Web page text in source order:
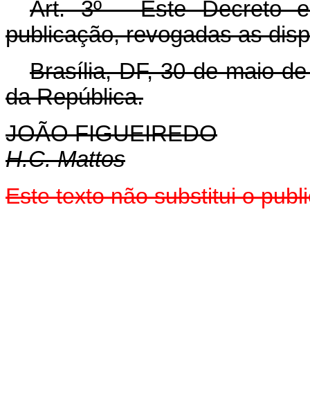
Art. 3º - Este Decreto
publicação, revogadas as
Brasília, DF, 30 de maio
da República.
JOÃO FIGUEIREDO
H.C. Mattos
Este texto não substitui o